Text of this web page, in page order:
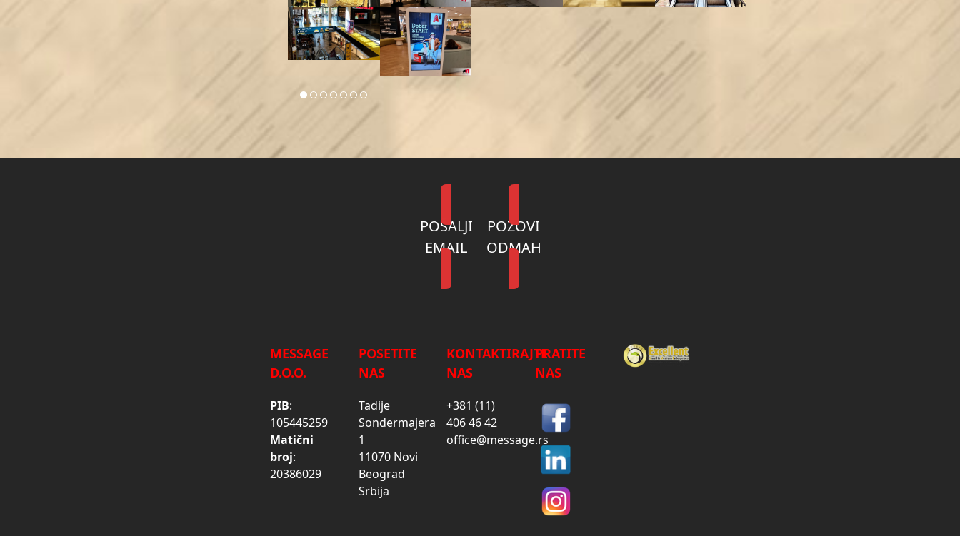
POŠALJI
EMAIL
POZOVI
ODMAH
MESSAGE
D.O.O.
PIB:
105445259
Matični
broj:
20386029
POSETITE
NAS
Tadije
Sondermajera
1
11070 Novi
Beograd
Srbija
KONTAKTIRAJTE
NAS
+381 (11)
406 46 42
office@message.rs
PRATITE
NAS